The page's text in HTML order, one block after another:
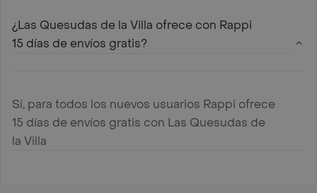
¿Las Quesudas de la Villa ofrece con Rappi
15 días de envíos gratis?
Sí, para todos los nuevos usuarios Rappi ofrece
15 días de envíos gratis con Las Quesudas de
la Villa